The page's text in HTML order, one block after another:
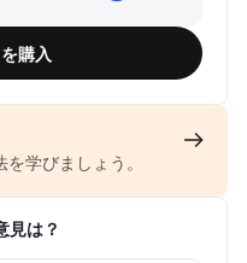
購入
学びましょう。
見は？